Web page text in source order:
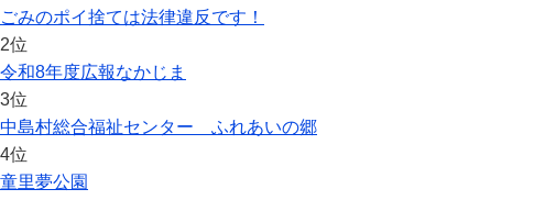
ごみのポイ捨ては法律違反です！
2位
令和8年度広報なかじま
3位
中島村総合福祉センター ふれあいの郷
4位
童里夢公園